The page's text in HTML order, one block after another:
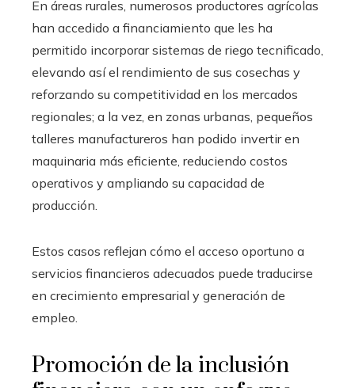
En áreas rurales, numerosos productores agrícolas
han accedido a financiamiento que les ha
permitido incorporar sistemas de riego tecnificado,
elevando así el rendimiento de sus cosechas y
reforzando su competitividad en los mercados
regionales; a la vez, en zonas urbanas, pequeños
talleres manufactureros han podido invertir en
maquinaria más eficiente, reduciendo costos
operativos y ampliando su capacidad de
producción.
Estos casos reflejan cómo el acceso oportuno a
servicios financieros adecuados puede traducirse
en crecimiento empresarial y generación de
empleo.
Promoción de la inclusión